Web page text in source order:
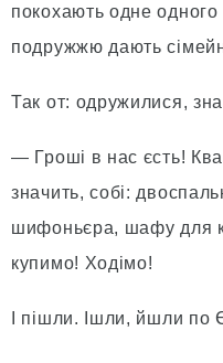
покохають одне
подружжю дають
Так от: одружилися,
— Гроші в нас єсть!
значить, собі:
шифоньєра, шафу для
купимо! Ходімо!
І пішли. Ішли, йшли по